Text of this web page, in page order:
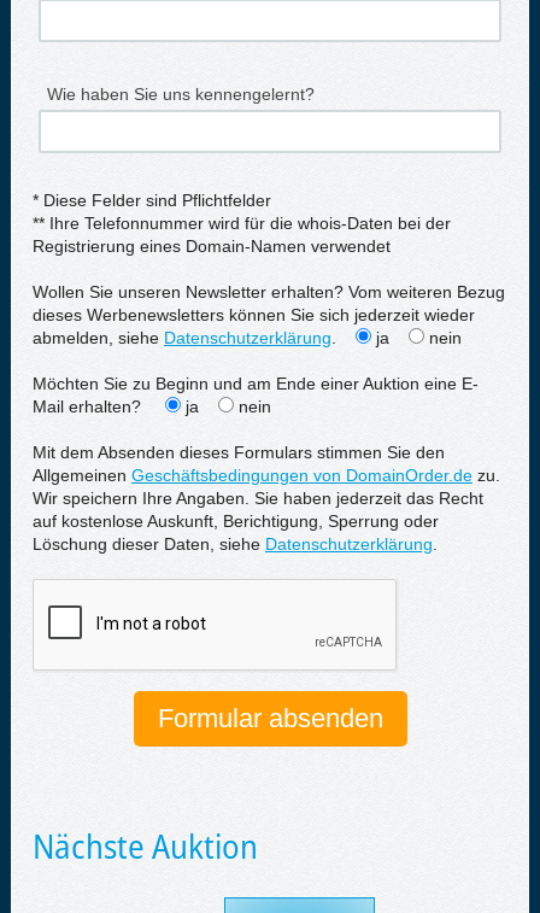
Wie haben Sie uns kennengelernt?
* Diese Felder sind Pflichtfelder
** Ihre Telefonnummer wird für die whois-Daten bei der
Registrierung eines Domain-Namen verwendet
Wollen Sie unseren Newsletter erhalten? Vom weiteren Bezug
dieses Werbenewsletters können Sie sich jederzeit wieder
abmelden, siehe Datenschutzerklärung ja nein
Möchten Sie zu Beginn und am Ende einer Auktion eine E-
Mail erhalten?
ja nein
Mit dem Absenden dieses Formulars stimmen Sie den
Allgemeinen Geschäftsbedingungen von DomainOrder.dezu.
Wir speichern Ihre Angaben. Sie haben jederzeit das Recht
auf kostenlose Auskunft, Berichtigung, Sperrung oder
Löschung dieser Daten, siehe Datenschutzerklärung
Nächste Auktion